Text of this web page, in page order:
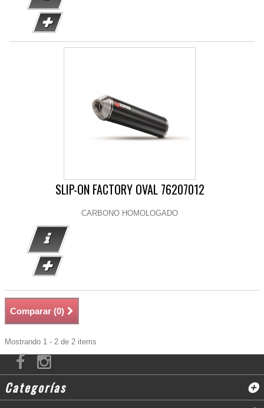
SLIP-ON FACTORY OVAL 76207012
CARBONO HOMOLOGADO
Comparar (0)
Mostrando 1 - 2 de 2 items
Categorías